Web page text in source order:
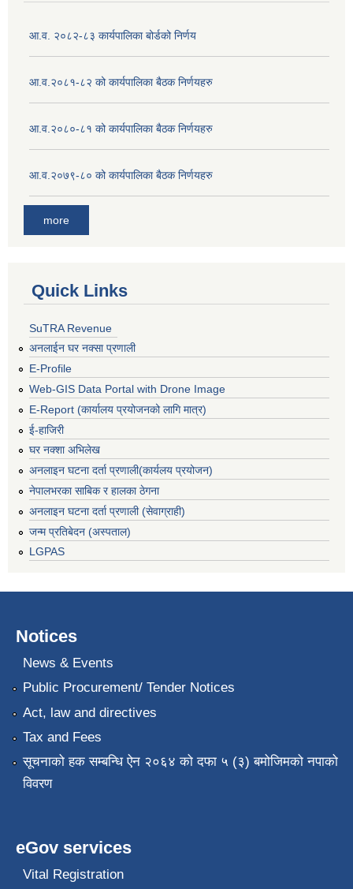
आ.व. २०८२-८३ कार्यपालिका बोर्डको निर्णय
आ.व.२०८१-८२ को कार्यपालिका बैठक निर्णयहरु
आ.व.२०८०-८१ को कार्यपालिका बैठक निर्णयहरु
आ.व.२०७९-८० को कार्यपालिका बैठक निर्णयहरु
more
Quick Links
SuTRA Revenue
अनलाईन घर नक्सा प्रणाली
E-Profile
Web-GIS Data Portal with Drone Image
E-Report (कार्यालय प्रयोजनको लागि मात्र)
ई-हाजिरी
घर नक्शा अभिलेख
अनलाइन घटना दर्ता प्रणाली(कार्यलय प्रयोजन)
नेपालभरका साबिक र हालका ठेगना
अनलाइन घटना दर्ता प्रणाली (सेवाग्राही)
जन्म प्रतिबेदन (अस्पताल)
LGPAS
Notices
News & Events
Public Procurement/ Tender Notices
Act, law and directives
Tax and Fees
सूचनाको हक सम्बन्धि ऐन २०६४ को दफा ५ (३) बमोजिमको नपाको
विवरण
eGov services
Vital Registration